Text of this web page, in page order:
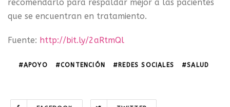
recomendarlo para respaldar mejor a las pacientes
que se encuentran en tratamiento.
Fuente: http://bit.ly/2aRtmQl
#APOYO #CONTENCIÓN #REDES SOCIALES #SALUD